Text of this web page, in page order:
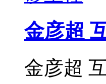
金彦超
金彦超